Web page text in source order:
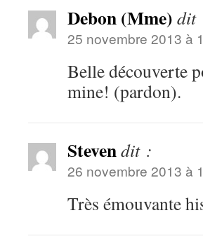
Debon (Mme) dit
25 novembre 2013 à
Belle découverte
mine! (pardon).
Stevendit :
26 novembre 2013 à
Très émouvante